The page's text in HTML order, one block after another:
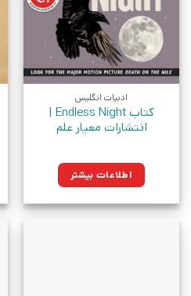
ادبیات انگلیس
کتاب Endless Night |
انتشارات معیار علم
اطلاعات بیشتر